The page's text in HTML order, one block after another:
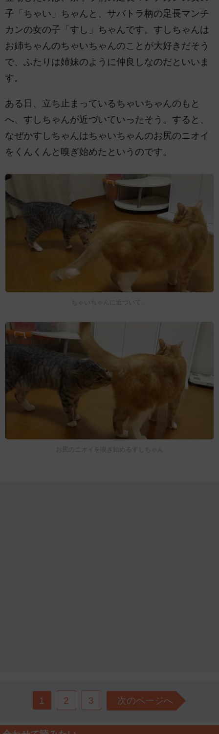
子「ちゃい」ちゃんと、サバトラ柄の足長マンチ
カンの女の子「すし」ちゃんです。すしちゃんは
お姉ちゃんのちゃいちゃんのことが大好きだそう
で、ふたりは姉妹のように仲良しなのだといいま
す。
ある日、立ち止まっているちゃいちゃんのもと
へ、すしちゃんが近づいていったそう。すると、
なぜかすしちゃんはちゃいちゃんのお尻のニオイ
をくんくんと嗅ぎ始めたというのです。
ちゃいちゃんに近づいて…
お尻のニオイを嗅ぎ始めるすしちゃん
1 2 3 次のページへ